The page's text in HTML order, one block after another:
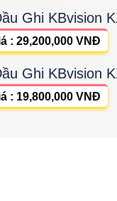
Ghi KBvision
: 29,200,000 VNĐ
Ghi KBvision
: 19,800,000 VNĐ